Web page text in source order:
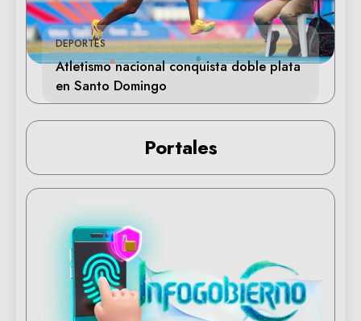
DEPORTES
Atletismo nacional conquista doble plata
en Santo Domingo
Portales